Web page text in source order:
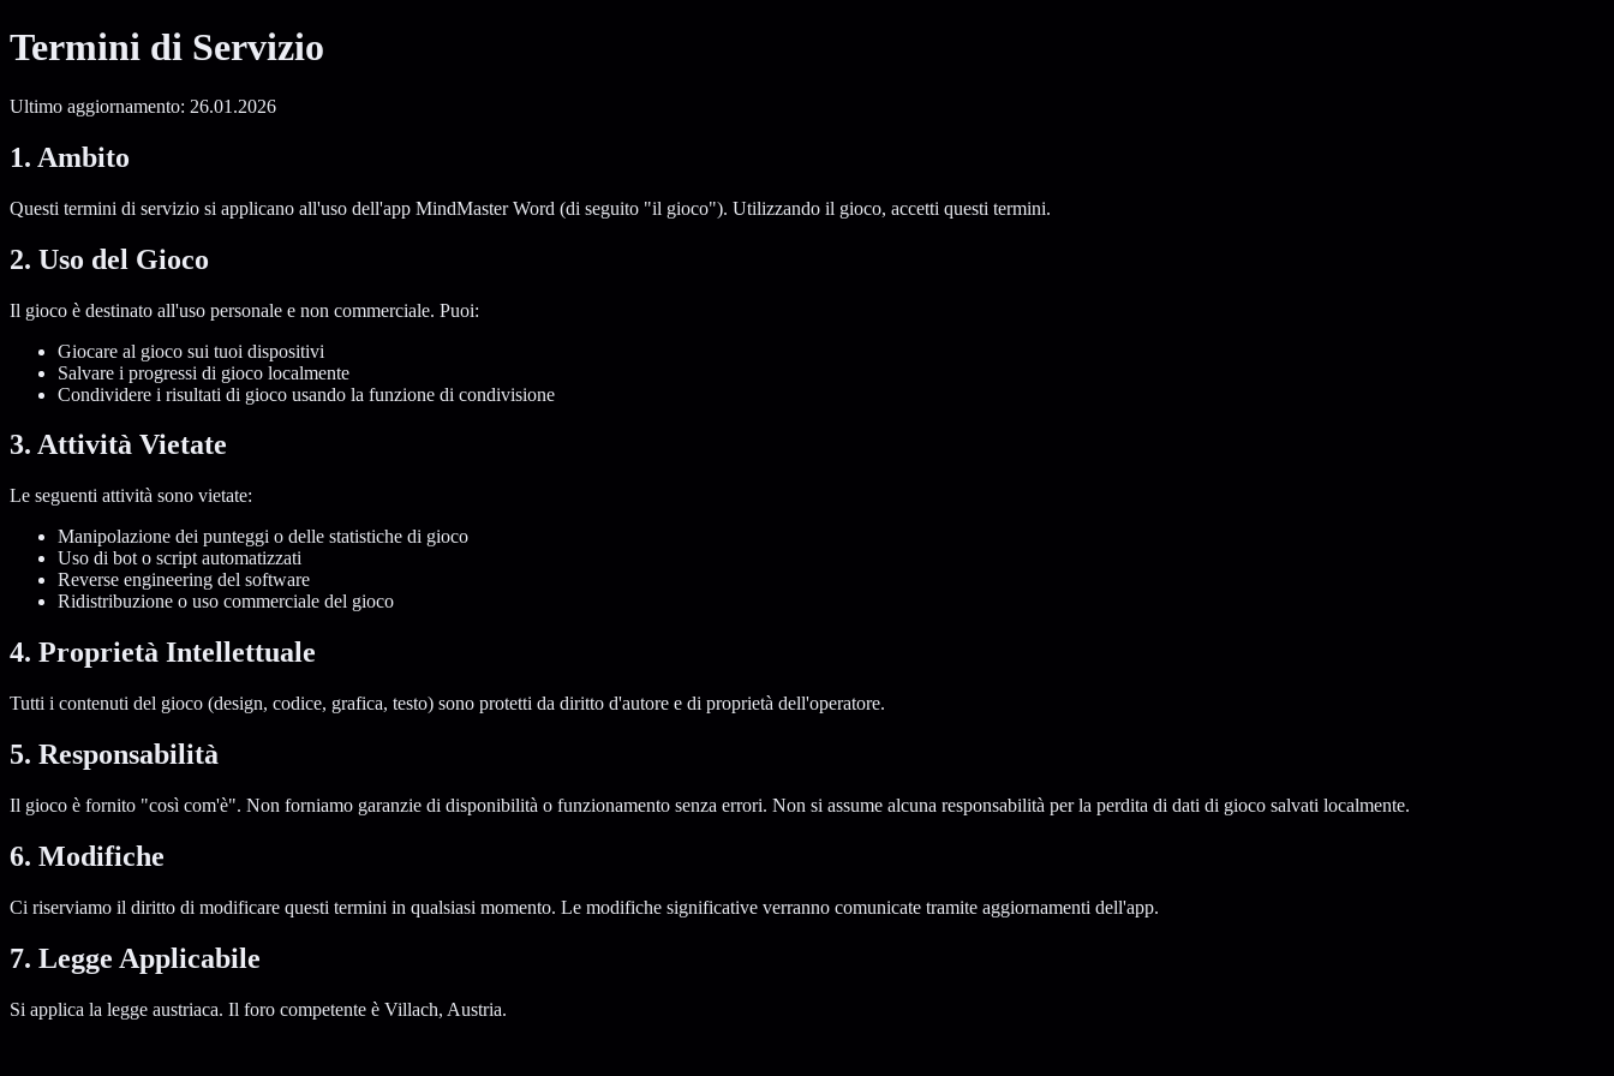
Termini di Servizio
Ultimo aggiornamento: 26.01.2026
1. Ambito
Questi termini di servizio si applicano all'uso dell'app MindMaster Word (di seguito "il gioco"). Utilizzando il gioco, accetti questi termini.
2. Uso del Gioco
Il gioco è destinato all'uso personale e non commerciale. Puoi:
Giocare al gioco sui tuoi dispositivi
Salvare i progressi di gioco localmente
Condividere i risultati di gioco usando la funzione di condivisione
3. Attività Vietate
Le seguenti attività sono vietate:
Manipolazione dei punteggi o delle statistiche di gioco
Uso di bot o script automatizzati
Reverse engineering del software
Ridistribuzione o uso commerciale del gioco
4. Proprietà Intellettuale
Tutti i contenuti del gioco (design, codice, grafica, testo) sono protetti da diritto d'autore e di proprietà dell'operatore.
5. Responsabilità
Il gioco è fornito "così com'è". Non forniamo garanzie di disponibilità o funzionamento senza errori. Non si assume alcuna responsabilità per la perdita di dati di gioco salvati localmente.
6. Modifiche
Ci riserviamo il diritto di modificare questi termini in qualsiasi momento. Le modifiche significative verranno comunicate tramite aggiornamenti dell'app.
7. Legge Applicabile
Si applica la legge austriaca. Il foro competente è Villach, Austria.